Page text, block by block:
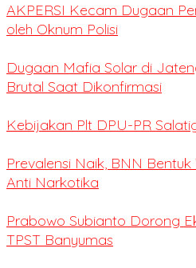
AKPERSI Kecam Dugaan
oleh Oknum Polisi
Dugaan Mafia Solar di
Brutal Saat Dikonfirmasi
Kebijakan Plt DPU-PR
Prevalensi Naik, BNN
Anti Narkotika
Prabowo Subianto Dorong
TPST Banyumas